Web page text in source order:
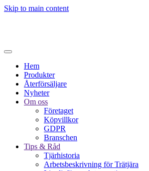
Skip to main content
Hem
Produkter
Återförsäljare
Nyheter
Om oss
Företaget
Köpvillkor
GDPR
Branschen
Tips & Råd
Tjärhistoria
Arbetsbeskrivning för Trätjära